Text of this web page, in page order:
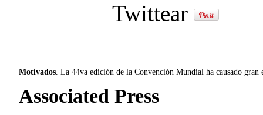
Twittear
Motivados. La 44va edición de la Convención Mundial ha causado gran
Associated Press